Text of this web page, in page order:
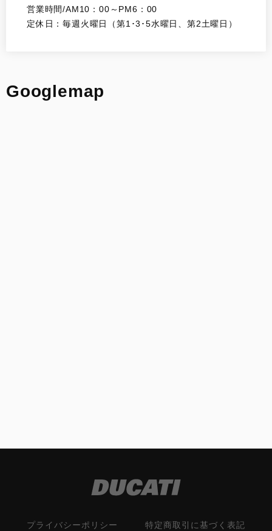
営業時間/AM10：00～PM6：00
定休日：毎週火曜日（第1･3･5水曜日、第2土曜日）
Googlemap
プライバシーポリシー 特定商取引に基づく表記